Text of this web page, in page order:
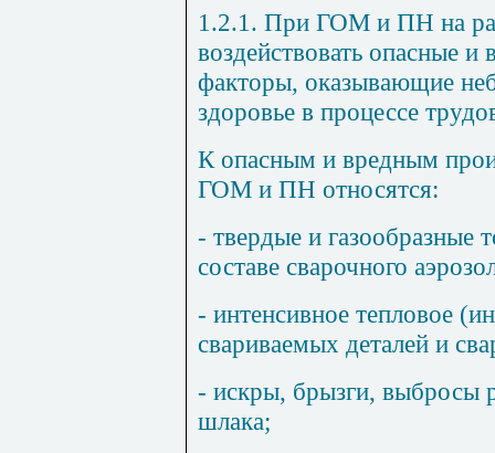
1.2.1. При ГОМ и ПН на
воздействовать опасные
факторы, оказывающие
здоровье в процессе
К опасным и вредным
ГОМ и ПН относятся:
- твердые и газообразные
составе сварочного
- интенсивное тепловое
свариваемых деталей и
- искры, брызги, выбросы
шлака;